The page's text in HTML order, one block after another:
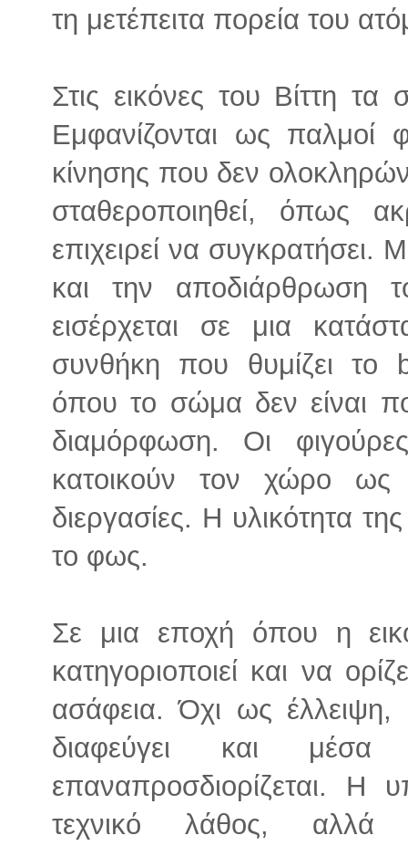
τη μετέπειτα πορεία του
Στις εικόνες του Βίττη
Εμφανίζονται ως
κίνησης που δεν
σταθεροποιηθεί, όπως
επιχειρεί να
και την αποδιάρθρωση
εισέρχεται σε μια
συνθήκη που θυμίζει το
όπου το σώμα δεν είναι
διαμόρφωση. Οι
κατοικούν τον χώρο ως
διεργασίες. Η υλικότητα
το φως.
Σε μια εποχή όπου η
κατηγοριοποιεί και να
ασάφεια. Όχι ως
διαφεύγει και
επαναπροσδιορίζεται. Η
τεχνικό λάθος, αλλά